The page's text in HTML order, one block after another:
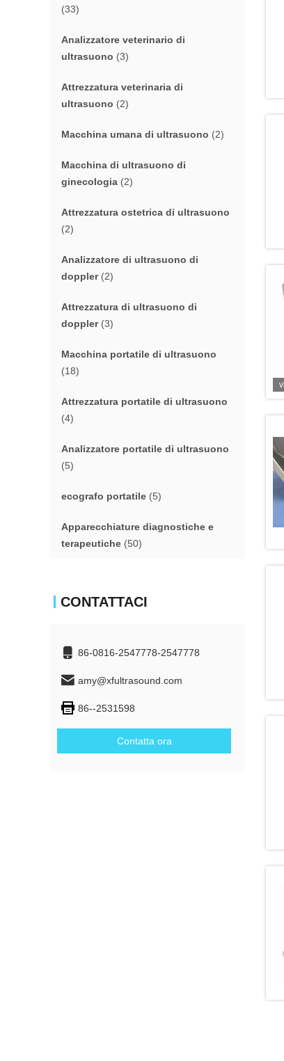
(33)
Analizzatore veterinario di
ultrasuono (3)
Attrezzatura veterinaria di
ultrasuono (2)
Macchina umana di ultrasuono (2)
Macchina di ultrasuono di
ginecologia (2)
Attrezzatura ostetrica di ultrasuono
(2)
Analizzatore di ultrasuono di
doppler(2)
Attrezzatura di ultrasuono di
doppler(3)
Macchina portatile di ultrasuono
(18)
Attrezzatura portatile di ultrasuono
(4)
Analizzatore portatile di ultrasuono
(5)
ecografo portatile (5)
Apparecchiature diagnostiche e
terapeutiche (50)
CONTATTACI
86-0816-2547778-2547778
amy@xfultrasound.com
86--2531598
Contatta ora